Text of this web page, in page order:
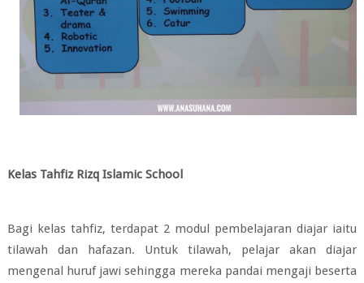
Kelas Tahfiz Rizq Islamic School
Bagi kelas tahfiz, terdapat 2 modul pembelajaran diajar iaitu
tilawah dan hafazan. Untuk tilawah, pelajar akan diajar
mengenal huruf jawi sehingga mereka pandai mengaji beserta